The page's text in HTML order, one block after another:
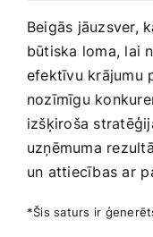
Beigās jāuzsver,
​būtiska loma, lai‍
efektīvu krājumu
nozīmīgu
izšķiroša
uzņēmuma
un attiecības ar
*Šis ​saturs​ ir